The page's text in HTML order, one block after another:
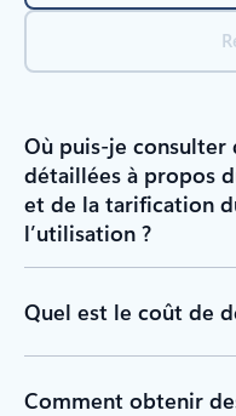
Où puis-je consulter
détaillées à propos
et de la tarification
l’utilisation ?
Quel est le coût de
Comment obtenir